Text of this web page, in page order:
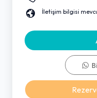
İletişim bilgisi